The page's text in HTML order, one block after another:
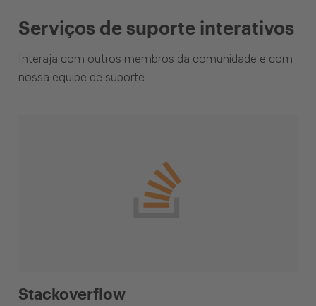
Serviços de suporte interativos
Interaja com outros membros da comunidade e com
nossa equipe de suporte.
Stackoverflow